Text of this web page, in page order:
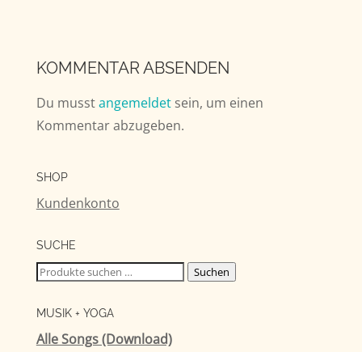
KOMMENTAR ABSENDEN
Du musstangemeldetsein, um einen
Kommentar abzugeben.
SHOP
Kundenkonto
SUCHE
Suchen
Suchen
MUSIK + YOGA
Alle Songs (Download)